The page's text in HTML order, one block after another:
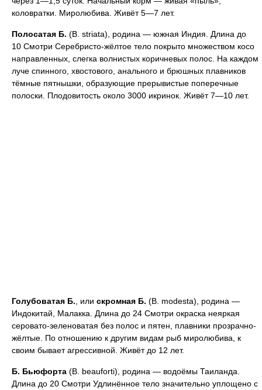
коловратки. Миролюбива. Живёт 5—7 лет.
Полосатая Б. (В. striata), родина — южная Индия. Длина до
10 Смотри Серебристо-жёлтое тело покрыто множеством косо
направленных, слегка волнистых коричневых полос. На каждом
луче спинного, хвостового, анального и брюшных плавников
тёмные пятнышки, образующие прерывистые поперечные
полоски. Плодовитость около 3000 икринок. Живёт 7—10 лет.
Голубоватая Б. , или скромная Б. (В. modesta), родина —
Индокитай, Малакка. Длина до 24 Смотри окраска неяркая
серовато-зеленоватая без полос и пятен, плавники прозрачно-
жёлтые. По отношению к другим видам рыб миролюбива, к
своим бывает агрессивной. Живёт до 12 лет.
Б. Бьюфорта (В. beauforti), родина — водоёмы Таиланда.
Длина до 20 Смотри Удлинённое тело значительно уплощено с